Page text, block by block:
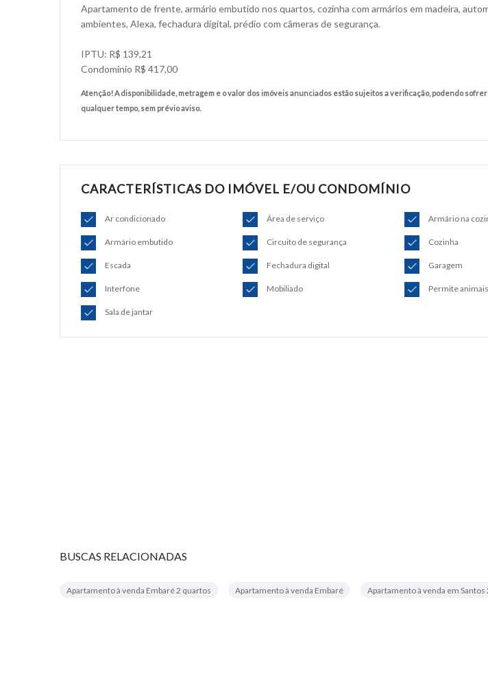
Apartamento de frente, armário embutido nos quartos, cozinha com armários em madeira,
ambientes, Alexa, fechadura digital, prédio com câmeras de segurança.
IPTU: R$ 139,21
Condomínio R$ 417,00
Atenção! A disponibilidade, metragem e o valor dos imóveis anunciados estão sujeitos a verificação, podendo
qualquer tempo, sem prévio aviso.
CARACTERÍSTICAS DO IMÓVEL E/OU CONDOMÍNIO
Ar condicionado Área de serviço Armário na
Armário embutido Circuito de segurança Cozinha
Escada Fechadura digital Garagem
Interfone Mobiliado Permite animais
Sala de jantar
BUSCAS RELACIONADAS
Apartamento à venda Embaré 2 quartos Apartamento à venda Embaré Apartamento à venda em Santos